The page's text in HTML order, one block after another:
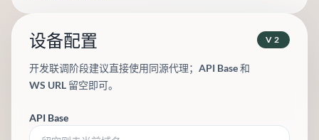
设备配置
开发联调阶段建议直接使用同源代理；API Base 和
WS URL 留空即可。
V2
API Base